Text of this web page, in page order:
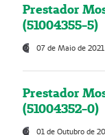
Prestador
(51004355-5)
07 de Maio de 2021
Prestador
(51004352-0)
01 de Outubro de